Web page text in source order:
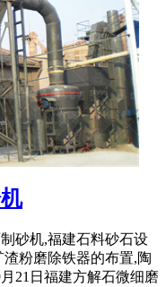
砂机,福建石料砂石设
粉磨除铁器的布置,陶
21日福建方解石微细磨